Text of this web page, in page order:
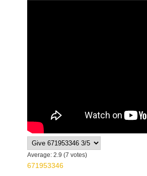
Average: 2.9 (7 votes)
671953346